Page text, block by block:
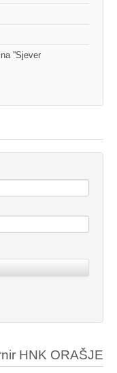
''Sjever
HNK ORAŠJE